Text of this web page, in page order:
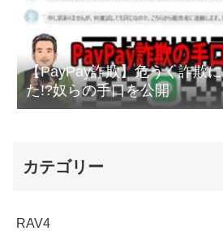
【PayPay詐欺】危うく詐欺
た!?奴らの手口を公開
カテゴリー
RAV4